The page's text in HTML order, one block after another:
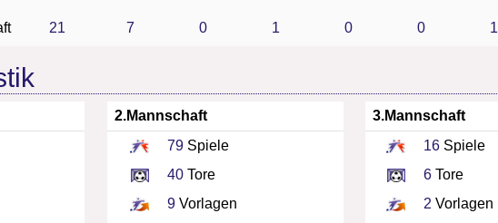
21 7 0 1 0 0 1
2.Mannschaft
79Spiele
40Tore
9Vorlagen
3.Mannschaft
16 Spiele
6 Tore
2 Vorlagen